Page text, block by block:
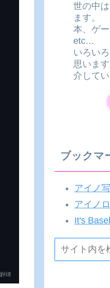
世の中
ます。
本、ゲ
etc…
いろい
思いま
介して
ブックマ
アイノ
アイノ
It's